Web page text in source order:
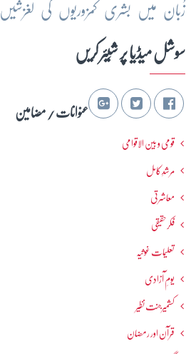
زُبان میں بشری کمزوریوں کی لغزشیں
سوشل میڈیا پر شِیئر کریں
عنوانات / مضامین
قومی و بین الاقوامی
مرشدِ کامل
معاشرتی
فکرحقیقی
تعلیمات غوثیہ
یومِ آزادی
کشمیرجنت نظیر
قرآن اور رمضان